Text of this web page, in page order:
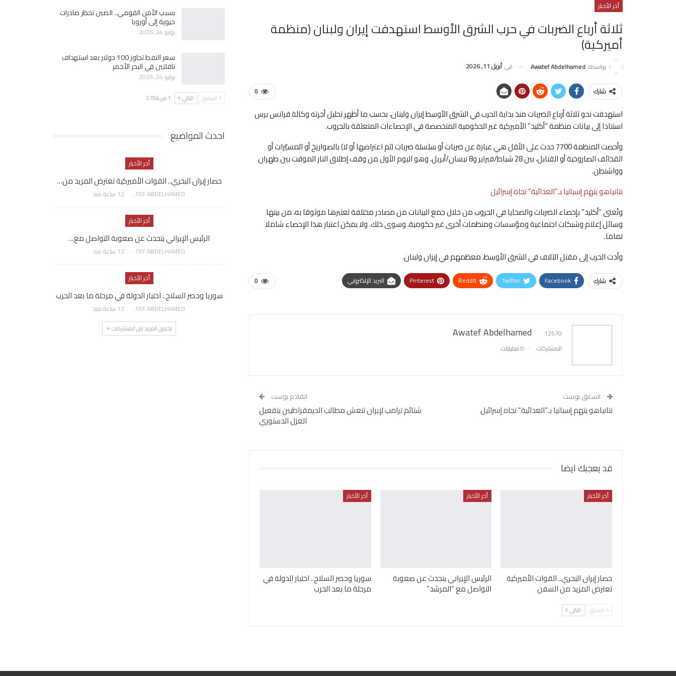
أخر الأخبار
ثلاثة أرباع الضربات في حرب الشرق الأوسط استهدفت إيران ولبنان (منظمة
أميركية)
بواسطة Awatef Abdelhamed في أبريل 11, 2026
0 شارك
استهدفت نحو ثلاثة أرباع الضربات منذ بداية الحرب في الشرق الأوسط إيران ولبنان، بحسب ما أظهر تحليل أجرته وكالة فرانس برس
استنادا إلى بيانات منظمة “أكليد” الأميركية غير الحكومية المتخصصة في الإحصاءات المتعلقة بالحروب.
وأحصت المنظمة 7700 حدث على الأقل هي عبارة عن ضربات أو سلسلة ضربات (تم اعتراضها أو لا) بالصواريخ أو المسيّرات أو
القذائف الصاروخية أو القنابل، بين 28 شباط/فبراير و8 نيسان/أبريل، وهو اليوم الأول من وقف إطلاق النار الموقت بين طهران
وواشنطن.
نتانياهو يتهم إسبانيا بـ”العدائية” تجاه إسرائيل
وتُعنى “أكليد” بإحصاء الضربات والضحايا في الحروب من خلال جمع البيانات من مصادر مختلفة تعتبرها موثوقا به، من بينها
وسائل إعلام وشبكات اجتماعية ومؤسسات ومنظمات أخرى غير حكومية، وسوى ذلك. ولا يمكن اعتبار هذا الإحصاء شاملا
تماما.
وأدت الحرب إلى مقتل الآلاف في الشرق الأوسط، معظمهم في إيران ولبنان.
0 شارك Facebook
Twitter
ReddIt
Pinterest البريد الإلكتروني
Awatef Abdelhamed
12570
المشاركات
0 تعليقات
السابق بوست
نتانياهو يتهم إسبانيا بـ”العدائية” تجاه إسرائيل
القادم بوست
شتائم ترامب لإيران تنعش مطالب الديمقراطيين بتفعيل
العزل الدستوري
قد يعجبك ايضا
أخر الأخبار
حصار إيران البحري.. القوات الأميركية
تعترض المزيد من السفن
أخر الأخبار
الرئيس الإيراني يتحدث عن صعوبة
التواصل مع “المرشد”
أخر الأخبار
سوريا وحصر السلاح.. اختبار الدولة في
مرحلة ما بعد الحرب
السابق التالي
بسبب الأمن القومي.. الصين تحظر صادرات
حيوية إلى أوروبا
يوليو 24, 2026
سعر النفط تجاوز 100 دولار بعد استهداف
ناقلتين في البحر الأحمر
يوليو 24, 2026
السابق التالي 1 من 3٬704
احدث المواضيع
أخر الأخبار
حصار إيران البحري.. القوات الأميركية تعترض المزيد من…
AWATEF ABDELHAMED 12 ساعة منذ
أخر الأخبار
الرئيس الإيراني يتحدث عن صعوبة التواصل مع…
AWATEF ABDELHAMED 12 ساعة منذ
أخر الأخبار
سوريا وحصر السلاح.. اختبار الدولة في مرحلة ما بعد الحرب
AWATEF ABDELHAMED 12 ساعة منذ
تحميل المزيد من المشاركات